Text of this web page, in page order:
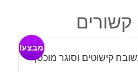
ג'ספר
מעורב
גווני
קשורים
קישוטים וסוגר מוכסף
מבצע!